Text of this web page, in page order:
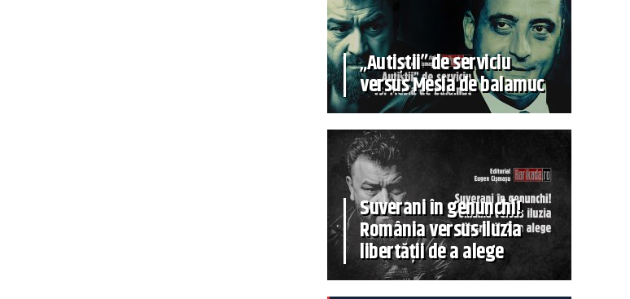
„Autiștii” de serviciu
versus Mesia de balamuc
Suverani în genunchi!
România versus iluzia
libertății de a alege